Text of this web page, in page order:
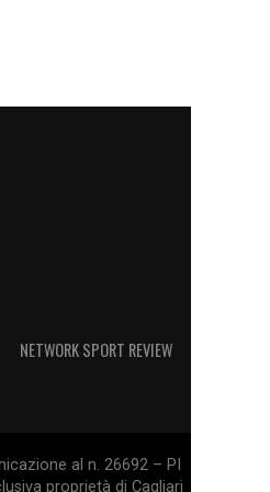
NETWORK SPORT REVIEW
al n. 26692 – PI
proprietà di Cagliari